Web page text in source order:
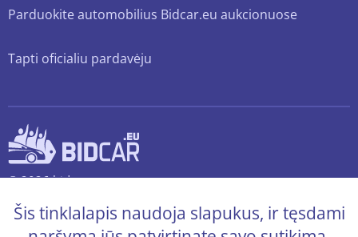
Parduokite automobilius Bidcar.eu aukcionuose
Tapti oficialiu pardavėju
© 2026 bidcar.eu
Šis tinklalapis naudoja slapukus, ir tęsdami